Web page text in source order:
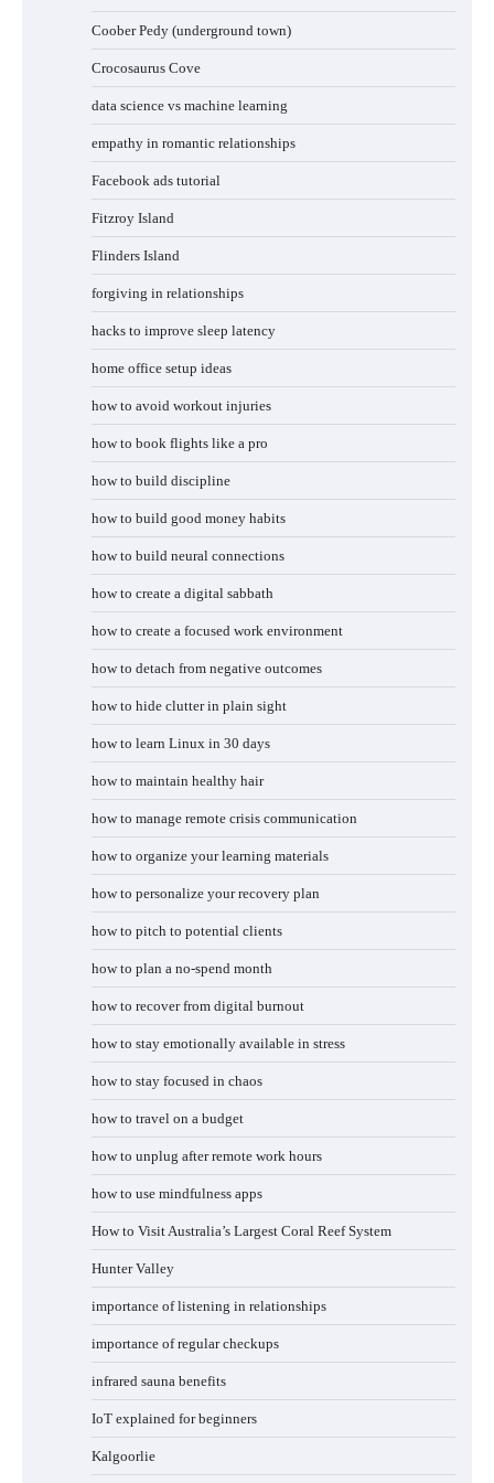
Coober Pedy (underground town)
Crocosaurus Cove
data science vs machine learning
empathy in romantic relationships
Facebook ads tutorial
Fitzroy Island
Flinders Island
forgiving in relationships
hacks to improve sleep latency
home office setup ideas
how to avoid workout injuries
how to book flights like a pro
how to build discipline
how to build good money habits
how to build neural connections
how to create a digital sabbath
how to create a focused work environment
how to detach from negative outcomes
how to hide clutter in plain sight
how to learn Linux in 30 days
how to maintain healthy hair
how to manage remote crisis communication
how to organize your learning materials
how to personalize your recovery plan
how to pitch to potential clients
how to plan a no-spend month
how to recover from digital burnout
how to stay emotionally available in stress
how to stay focused in chaos
how to travel on a budget
how to unplug after remote work hours
how to use mindfulness apps
How to Visit Australia’s Largest Coral Reef System
Hunter Valley
importance of listening in relationships
importance of regular checkups
infrared sauna benefits
IoT explained for beginners
Kalgoorlie